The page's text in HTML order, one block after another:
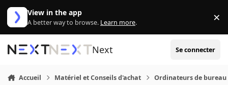
Aller au contenu
View in the app
A better way to browse. Learn more. ×
Next Se connecter
Accueil Matériel et Conseils d'achat Ordinateurs de bureau